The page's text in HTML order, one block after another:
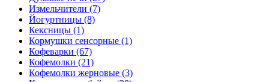
Измельчители (7)
Йогуртницы (8)
Кексницы (1)
Кормушки сенсорные (1)
Кофеварки (67)
Кофемолки (21)
Кофемолки жерновые (3)